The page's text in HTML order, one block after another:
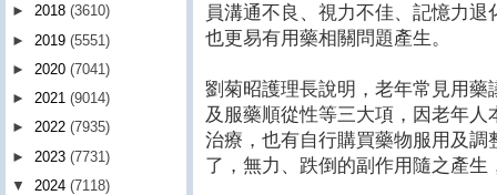
員溝通不良、視力不佳、記憶力
也更易有用藥相關問題產生。
劉菊昭護理長說明，老年常見用
及服藥順從性等三大項，因老年
治療，也有自行購買藥物服用及
了，無力、跌倒的副作用隨之產
► 2018 (3610)
► 2019 (5551)
► 2020 (7041)
► 2021 (9014)
► 2022 (7935)
► 2023 (7731)
▼ 2024 (7118)